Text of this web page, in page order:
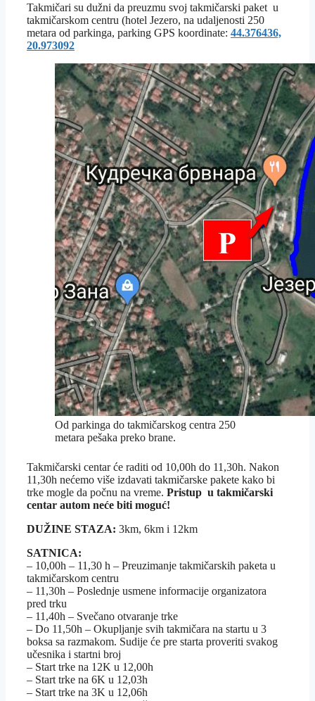
Takmičari su dužni da preuzmu svoj takmičarski paket u
takmičarskom centru (hotel Jezero, na udaljenosti 250
metara od parkinga, parking GPS koordinate: 44.376436,
20.973092
Od parkinga do takmičarskog centra 250
metara pešaka preko brane.
Takmičarski centar će raditi od 10,00h do 11,30h. Nakon
11,30h nećemo više izdavati takmičarske pakete kako bi
trke mogle da počnu na vreme. Pristup u takmičarski
centar autom neće biti moguć!
DUŽINE STAZA: 3km, 6km i 12km
SATNICA:
– 10,00h – 11,30 h – Preuzimanje takmičarskih paketa u
takmičarskom centru
– 11,30h – Poslednje usmene informacije organizatora
pred trku
– 11,40h – Svečano otvaranje trke
– Do 11,50h – Okupljanje svih takmičara na startu u 3
boksa sa razmakom. Sudije će pre starta proveriti svakog
učesnika i startni broj
– Start trke na 12K u 12,00h
– Start trke na 6K u 12,03h
– Start trke na 3K u 12,06h